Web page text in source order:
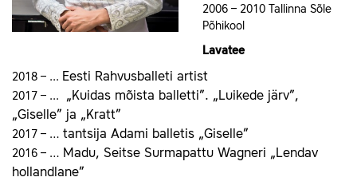
2006 – 2010 Tallinna Sõle
Põhikool
Lavatee
2018 – ... Eesti Rahvusballeti artist
2017 – ...
„Kuidas mõista balletti”. „Luikede järv”,
„Giselle” ja „Kratt”
2017 – … tantsija Adami balletis „Giselle”
2016 – … Madu, Seitse Surmapattu Wagneri „Lendav
hollandlane”